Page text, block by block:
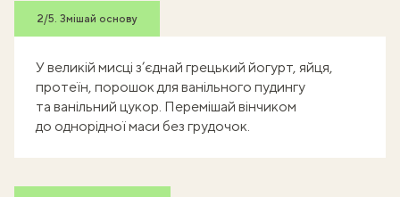
2/5. Змішай основу
У великій мисці з’єднай грецький йогурт, яйця,
протеїн, порошок для ванільного пудингу
та ванільний цукор. Перемішай вінчиком
до однорідної маси без грудочок.